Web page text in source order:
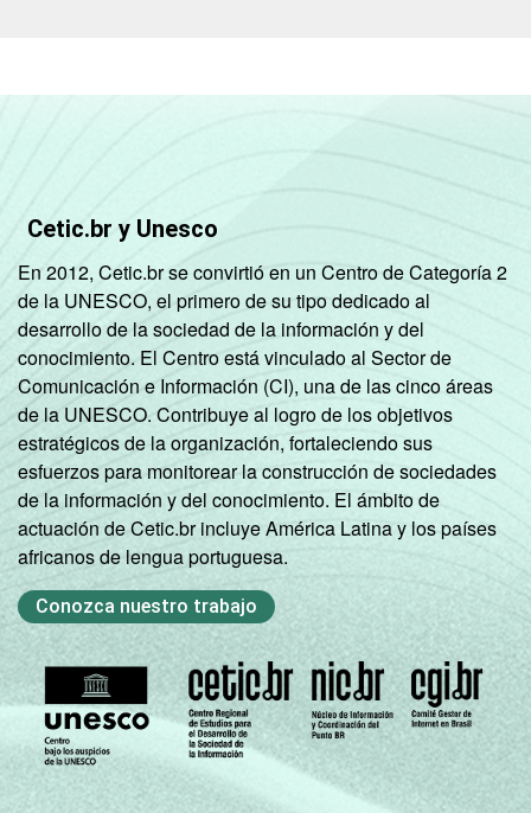
Cetic.br y Unesco
En 2012, Cetic.br se convirtió en un Centro de Categoría 2
de la UNESCO, el primero de su tipo dedicado al
desarrollo de la sociedad de la información y del
conocimiento. El Centro está vinculado al Sector de
Comunicación e Información (CI), una de las cinco áreas
de la UNESCO. Contribuye al logro de los objetivos
estratégicos de la organización, fortaleciendo sus
esfuerzos para monitorear la construcción de sociedades
de la información y del conocimiento. El ámbito de
actuación de Cetic.br incluye América Latina y los países
africanos de lengua portuguesa.
Conozca nuestro trabajo